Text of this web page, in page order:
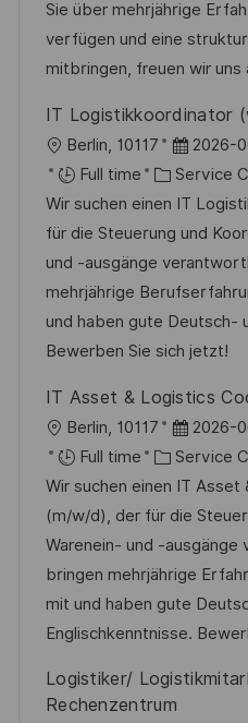
e
i
s
a
i
o
’
a
f
i
c
h
a
g
e
g
o
r
e
Sie über mehrjährige
verfügen und eine
mitbringen, freuen wir uns
IT Logistikkoordinator
o
c
a
l
i
s
a
i
o
Berlin, 10117
D
a
t
e
d
’
a
f
i
c
h
a
g
e
2026-
Full time
C
a
t
é
g
o
r
e
Service
Wir suchen einen IT
für die Steuerung und
und -ausgänge
mehrjährige
und haben gute Deutsch-
Bewerben Sie sich jetzt!
IT Asset & Logistics
o
c
a
l
i
s
a
i
Berlin, 10117
D
a
t
e
d
’
a
f
i
2026-
Full time
C
a
t
é
g
o
r
e
Service
Wir suchen einen IT
(m/w/d), der für die
Warenein- und -ausgänge
bringen mehrjährige
mit und haben gute
Englischkenntnisse.
Logistiker/
Rechenzentrum